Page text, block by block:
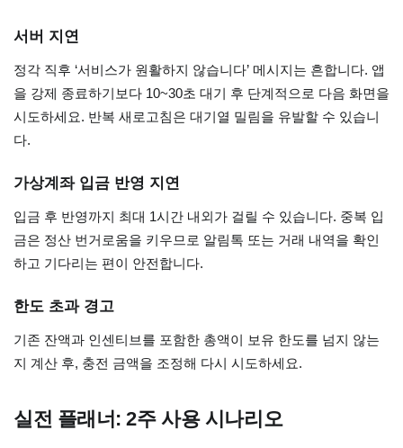
서버 지연
정각 직후 ‘서비스가 원활하지 않습니다’ 메시지는 흔합니다. 앱
을 강제 종료하기보다 10~30초 대기 후 단계적으로 다음 화면을
시도하세요. 반복 새로고침은 대기열 밀림을 유발할 수 있습니
다.
가상계좌 입금 반영 지연
입금 후 반영까지 최대 1시간 내외가 걸릴 수 있습니다. 중복 입
금은 정산 번거로움을 키우므로 알림톡 또는 거래 내역을 확인
하고 기다리는 편이 안전합니다.
한도 초과 경고
기존 잔액과 인센티브를 포함한 총액이 보유 한도를 넘지 않는
지 계산 후, 충전 금액을 조정해 다시 시도하세요.
실전 플래너: 2주 사용 시나리오